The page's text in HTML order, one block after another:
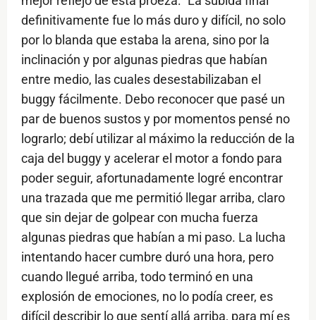
definitivamente fue lo más duro y difícil, no solo
por lo blanda que estaba la arena, sino por la
inclinación y por algunas piedras que habían
entre medio, las cuales desestabilizaban el
buggy fácilmente. Debo reconocer que pasé un
par de buenos sustos y por momentos pensé no
lograrlo; debí utilizar al máximo la reducción de la
caja del buggy y acelerar el motor a fondo para
poder seguir, afortunadamente logré encontrar
una trazada que me permitió llegar arriba, claro
que sin dejar de golpear con mucha fuerza
algunas piedras que habían a mi paso. La lucha
intentando hacer cumbre duró una hora, pero
cuando llegué arriba, todo terminó en una
explosión de emociones, no lo podía creer, es
difícil describir lo que sentí allá arriba, para mí es